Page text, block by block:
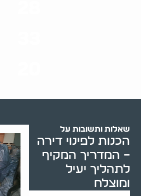
שאלות ותשובות על
הכנות לפינוי דירה
– המדריך המקיף
לתהליך יעיל
ומוצלח